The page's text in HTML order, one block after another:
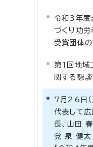
令和3年度
づくり功
受賞団体
第1回地域
関する懇
7月26日（
代表して
長、山田
党 泉 健太